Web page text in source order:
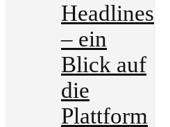
Headlines
– ein
Blick auf
die
Plattform